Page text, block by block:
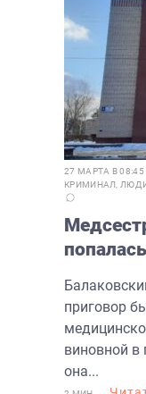
27 МАРТА В
КРИМИНАЛ
приговор
виновной в
она...